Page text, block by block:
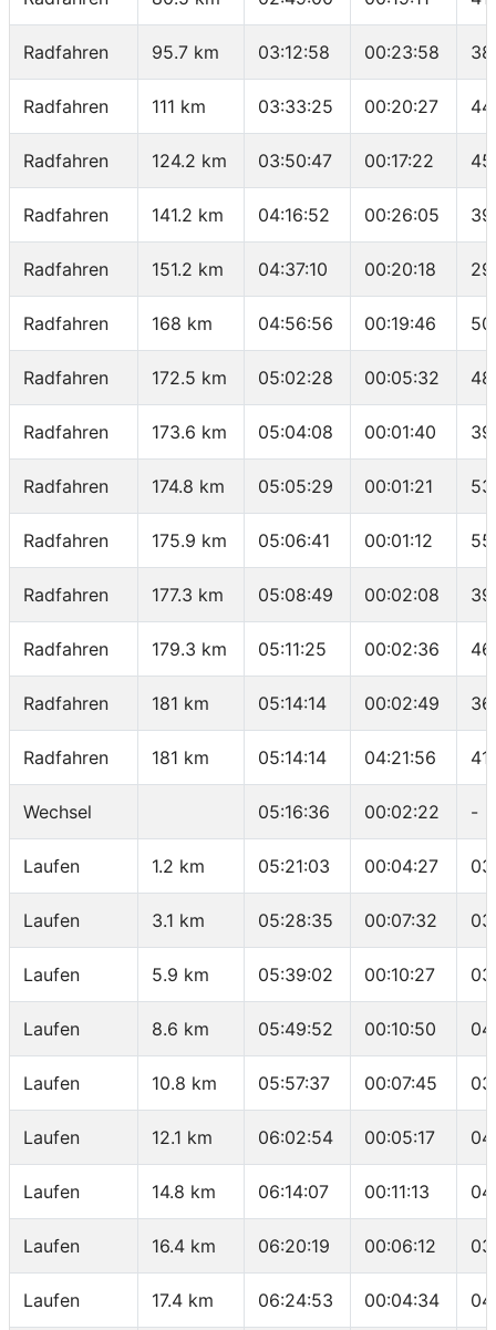
Radfahren 95.7 km 03:12:58 00:23:58
Radfahren 111 km 03:33:25 00:20:27
Radfahren 124.2 km 03:50:47 00:17:22
Radfahren 141.2 km 04:16:52 00:26:05
Radfahren 151.2 km 04:37:10 00:20:18
Radfahren 168 km 04:56:56 00:19:46
Radfahren 172.5 km 05:02:28 00:05:32
Radfahren 173.6 km 05:04:08 00:01:40
Radfahren 174.8 km 05:05:29 00:01:21
Radfahren 175.9 km 05:06:41 00:01:12
Radfahren 177.3 km 05:08:49 00:02:08
Radfahren 179.3 km 05:11:25 00:02:36
Radfahren 181 km 05:14:14 00:02:49
Radfahren 181 km 05:14:14 04:21:56
Wechsel 05:16:36 00:02:22 -
Laufen 1.2 km 05:21:03 00:04:27
Laufen 3.1 km 05:28:35 00:07:32
Laufen 5.9 km 05:39:02 00:10:27
Laufen 8.6 km 05:49:52 00:10:50
Laufen 10.8 km 05:57:37 00:07:45
Laufen 12.1 km 06:02:54 00:05:17
Laufen 14.8 km 06:14:07 00:11:13
Laufen 16.4 km 06:20:19 00:06:12
Laufen 17.4 km 06:24:53 00:04:34